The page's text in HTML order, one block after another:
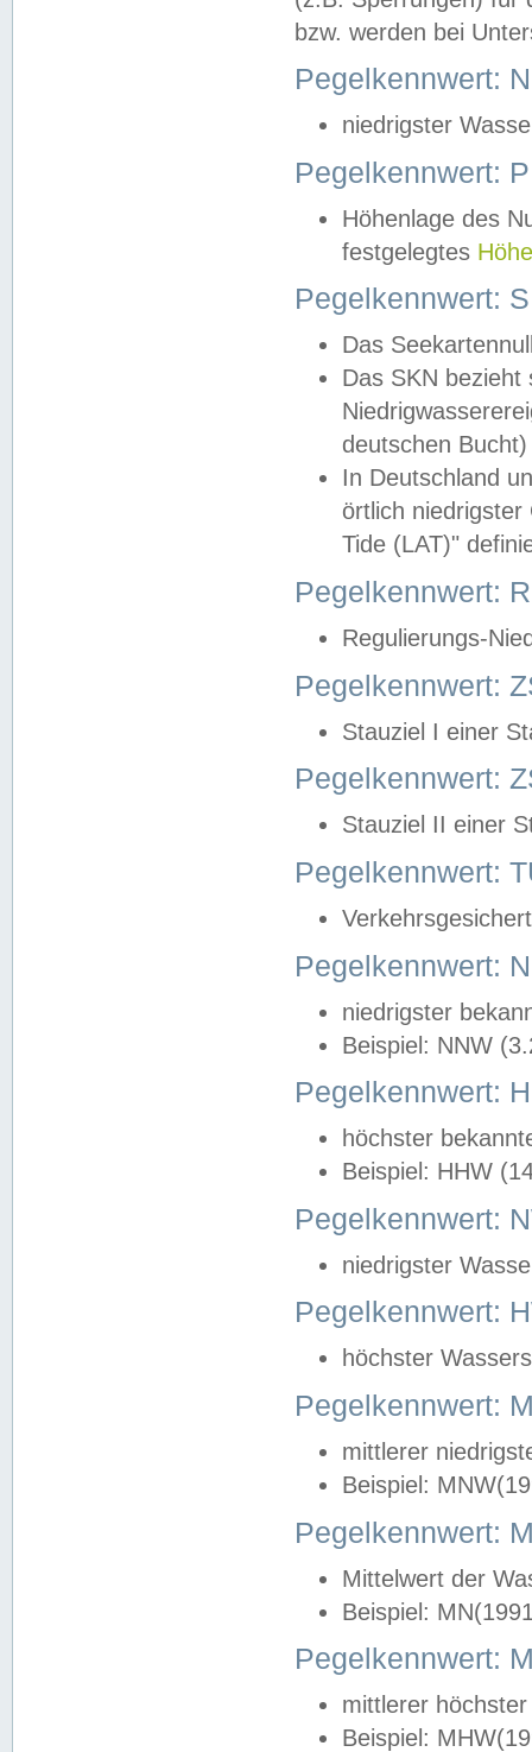
bzw. werden bei
Pegelkennwert:
niedrigster
Pegelkennwert:
Höhenlage des
festgelegtes
Pegelkennwert:
Das
Das SKN
deutschen
In Deutschland
örtlich
Tide (LAT)"
Pegelkennwert:
Regulierungs-
Pegelkennwert:
Stauziel I einer
Pegelkennwert:
Stauziel II einer
Pegelkennwert:
Pegelkennwert:
niedrigster
Beispiel: NNW
Pegelkennwert:
höchster
Beispiel: HHW
Pegelkennwert:
niedrigster
Pegelkennwert:
höchster
Pegelkennwert:
mittlerer
Beispiel:
Pegelkennwert:
Mittelwert der
Beispiel:
Pegelkennwert:
mittlerer
Beispiel: